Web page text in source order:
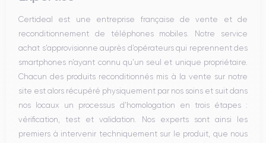
Certideal est une entreprise française de vente et de
reconditionnement de téléphones mobiles. Notre service
achat s’approvisionne auprès d’opérateurs qui reprennent des
smartphones n’ayant connu qu’un seul et unique propriétaire.
Chacun des produits reconditionnés mis à la vente sur notre
site est alors récupéré physiquement par nos soins et suit dans
nos locaux un processus d’homologation en trois étapes :
vérification, test et validation. Nos experts sont ainsi les
premiers à intervenir techniquement sur le produit, que nous